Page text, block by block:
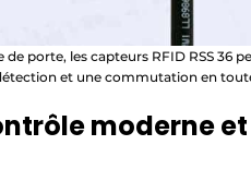
de porte, les capteurs RFID RSS
et une commutation en
moderne